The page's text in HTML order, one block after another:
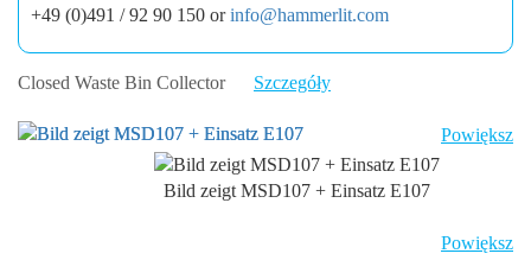
+49 (0)491 / 92 90 150 orinfo@hammerlit.com
Closed Waste Bin Collector Szczegóły
Powiększ
Bild zeigt MSD107 + Einsatz E107
Powiększ